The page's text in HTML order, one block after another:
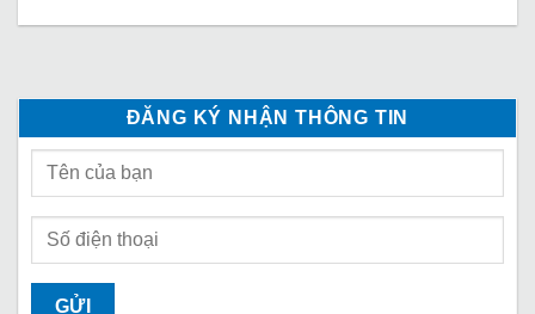
ĐĂNG KÝ NHẬN THÔNG TIN